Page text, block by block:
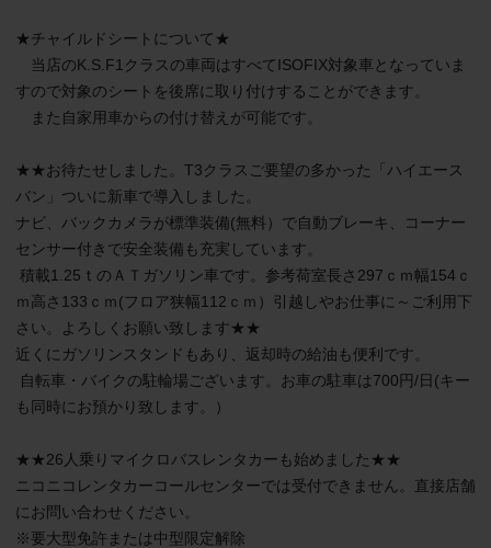
★チャイルドシートについて★
当店のK.S.F1クラスの車両はすべてISOFIX対象車となっていま
すので対象のシートを後席に取り付けすることができます。
また自家用車からの付け替えが可能です。
★★お待たせしました。T3クラスご要望の多かった「ハイエース
バン」ついに新車で導入しました。
ナビ、バックカメラが標準装備(無料）で自動ブレーキ、コーナー
センサー付きで安全装備も充実しています。
ｍ高さ133ｃｍ(フロア狭幅112ｃｍ）引越しやお仕事に～ご利用下
さい。よろしくお願い致します★★
近くにガソリンスタンドもあり、返却時の給油も便利です。
も同時にお預かり致します。）
★★26人乗りマイクロバスレンタカーも始めました★★
ニコニコレンタカーコールセンターでは受付できません。直接店舗
にお問い合わせください。
※要大型免許または中型限定解除